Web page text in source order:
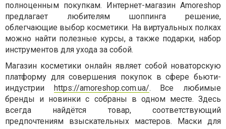
полноценным покупкам. Интернет-магазин Amoreshop
предлагает любителям шоппинга решение,
облегчающие выбор косметики. На виртуальных полках
можно найти полезные курсы, а также подарки, набор
инструментов для ухода за собой.
Магазин косметики онлайн являет собой новаторскую
платформу для совершения покупок в сфере бьюти-
индустрии
https://amoreshop.com.ua/. Все любимые
бренды и новинки с собраны в одном месте. Здесь
всегда найдётся товар, соответствующий
предпочтениям взыскательных мастеров. Маски для